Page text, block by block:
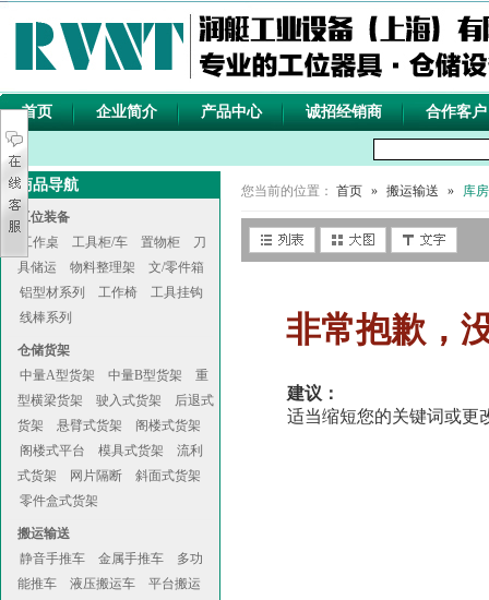
首页 企业简介 产品中心 诚招经销商 合作客户
商品导航
工位装备
工作桌
工具柜/车 置物柜
刀
具储运
物料整理架
文/零件箱
铝型材系列
工作椅
工具挂钩
线棒系列
仓储货架
中量A型货架
中量B型货架
重
型横梁货架
驶入式货架
后退式
货架
悬臂式货架
阁楼式货架
阁楼式平台
模具式货架
流利
式货架
网片隔断
斜面式货架
零件盒式货架
搬运输送
静音手推车
金属手推车
多功
能推车
液压搬运车
平台搬运
您当前的位置： 首页 » 搬运输送 » 库
非常抱歉，
建议：
适当缩短您的关键词或更